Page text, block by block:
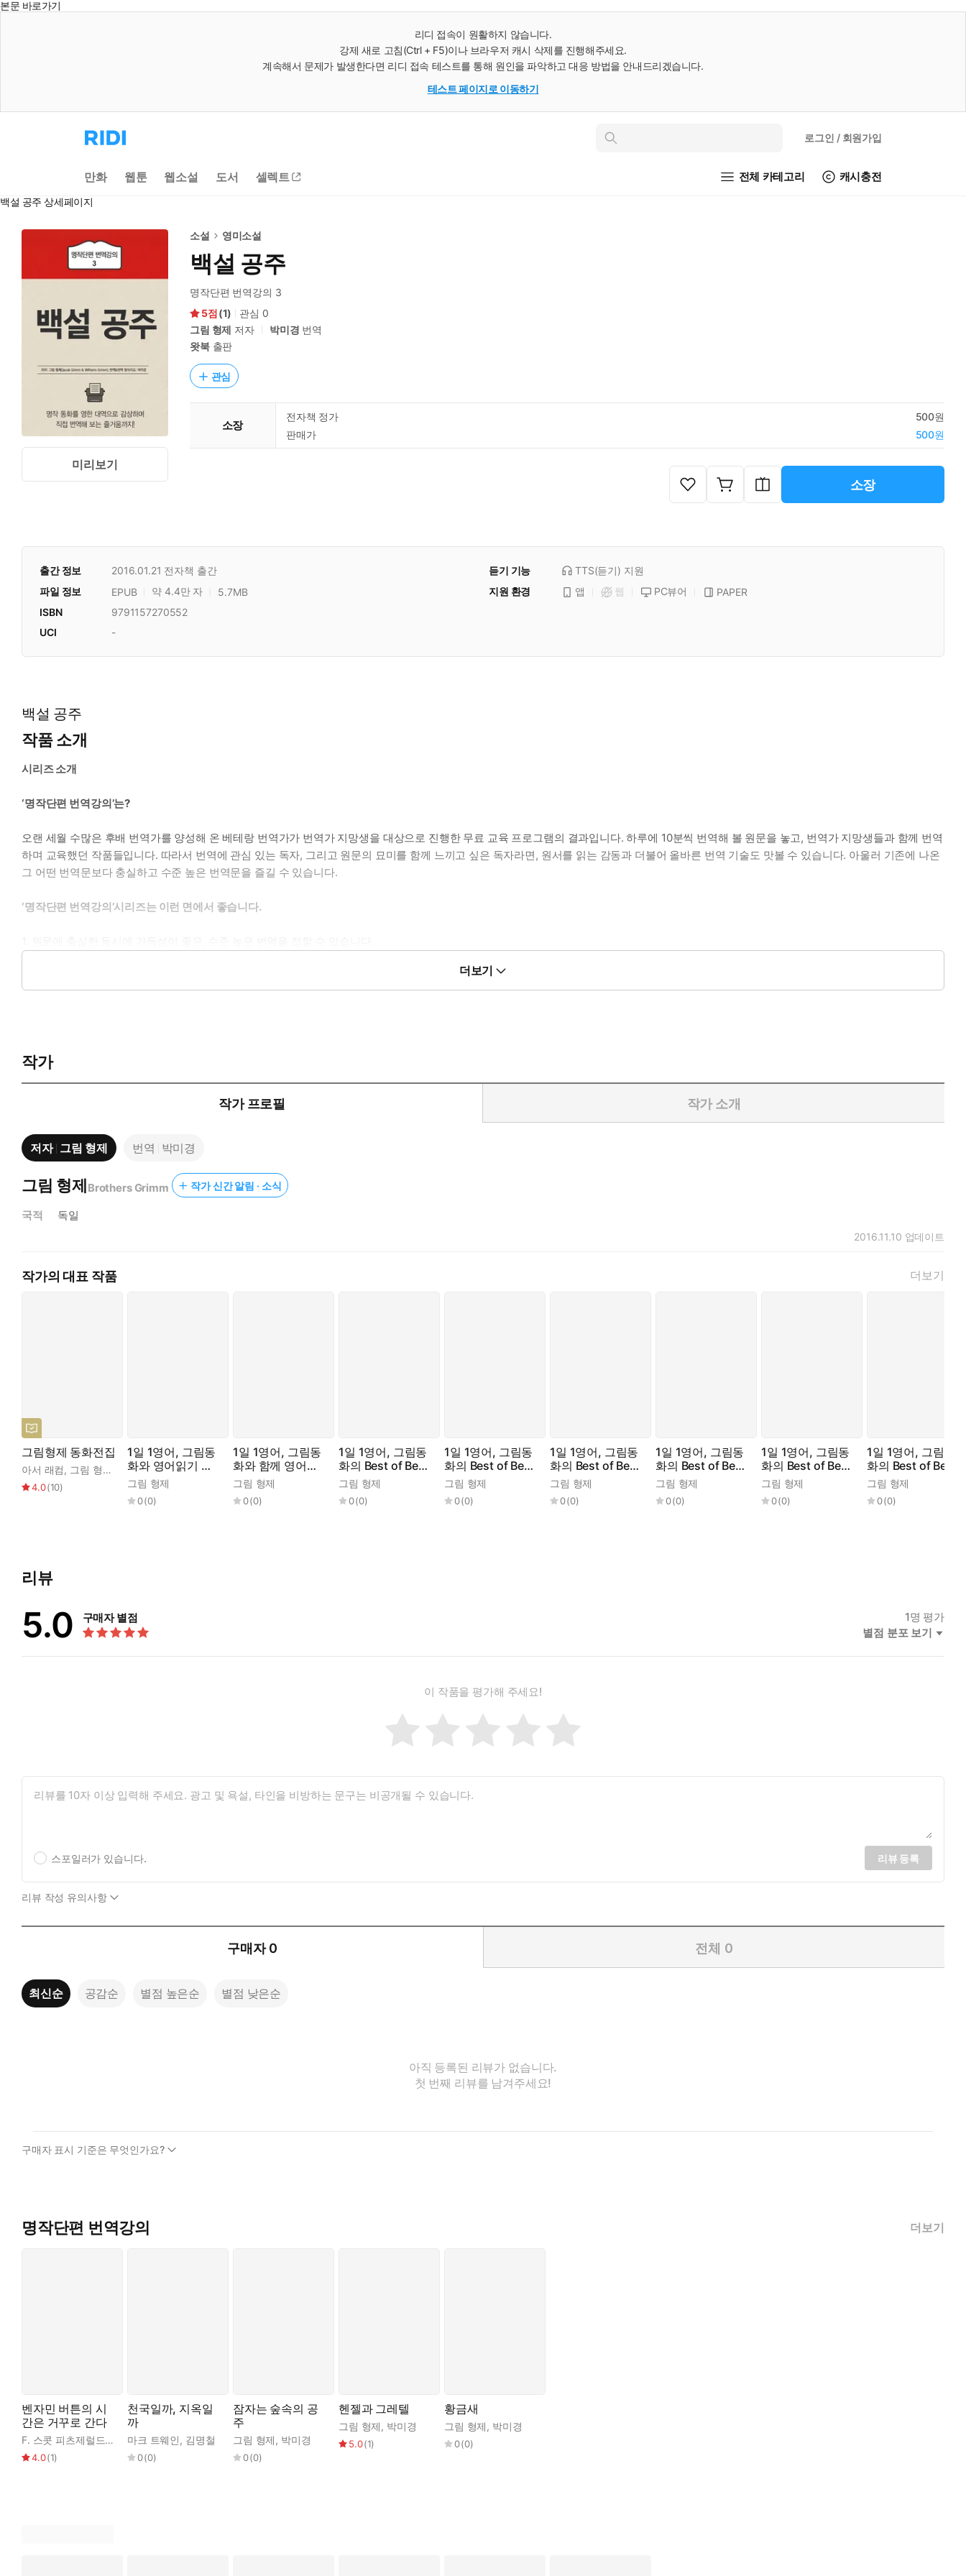
본문 바로가기
리디 접속이 원활하지 않습니다.
강제 새로 고침(Ctrl + F5)이나 브라우저 캐시 삭제를 진행해주세요.
계속해서 문제가 발생한다면 리디 접속 테스트를 통해 원인을 파악하고 대응 방법을 안내드리겠습니다.
테스트 페이지로 이동하기
리
디
으
로
동
인
로그인 / 회원가입
만화 웹툰 웹소설 도서 셀렉트 전체 카테고리 캐시충전
백설 공주 상세페이지
미리보기
소설 영미소설
백설 공주
명작단편 번역강의 3
5
(1) 관심 0
그림 형제 저자 박미경 번역
왓북출판
관심
소장
전자책 정가
500원
판매가
500원
소장
출간 정보 2016.01.21 전자책 출간 듣기 기능 TTS(듣기) 지원
파일 정보
EPUB 약 4.4만 자 5.7MB 지원 환경 앱 웹 PC뷰어
PAPER
ISBN
9791157270552
UCI
-
백설 공주
작품 소개
시리즈 소개
‘명작단편 번역강의’는?
오랜 세월 수많은 후배 번역가를 양성해 온 베테랑 번역가가 번역가 지망생을 대상으로 진행한 무료 교육 프로그램의 결과입니다. 하루에 10분씩 번역해 볼 원문을 놓고, 번역가 지망생들과 함께 번역
하며 교육했던 작품들입니다. 따라서 번역에 관심 있는 독자, 그리고 원문의 묘미를 함께 느끼고 싶은 독자라면, 원서를 읽는 감동과 더불어 올바른 번역 기술도 맛볼 수 있습니다. 아울러 기존에 나온
그 어떤 번역문보다 충실하고 수준 높은 번역문을 즐길 수 있습니다.
‘명작단편 번역강의’시리즈는 이런 면에서 좋습니다.
2단계: 원문 읽어보기 - 한 단락 혹은 서너 문장씩 원문을 읽어봅니다.
3단계: 번역 조언 살펴보기 - 번역에 관한 선배 번역가의 조언을 들어봅니다.
바른번역: www.translators.co.kr
작품소개
세계 명작 동화의 클래식, 그림 형제 동화를 영어와 한국어로 감상할 기회!
그림 형제가 독일 전역에 퍼져 있던 민담과 전설을 모아 엮은 그림 형제 동화집. 전 세계 어린이들이 가장 먼저 접하는 동화책으로, 2005년엔 유네스코가 지정한 세계기록유산에 등재되었다. 어렸을
책 속 한 구절
더보기
작가
작가 프로필 작가 소개
저자 그림 형제 번역 박미경
그림 형제Brothers Grimm 작가 신간 알림 · 소식
국적 독일
2016.11.10 업데이트
작가의 대표 작품 더보기
그림형제 동화전집
아서 래컴, 그림 형제 김열규
4.0(10)
1일 1영어, 그림동
화와 영어읽기 마
법의 25일!
그림 형제
0(0)
1일 1영어, 그림동
화와 함께 영어읽
기 모험 25일!
그림 형제
0(0)
1일 1영어, 그림동
화의 Best of Best
No.1
그림 형제
0(0)
1일 1영어, 그림동
화의 Best of Best
No.10
그림 형제
0(0)
1일 1영어, 그림동
화의 Best of Best
No.11
그림 형제
0(0)
1일 1영어, 그림동
화의 Best of Best
No.12
그림 형제
0(0)
1일 1영어, 그림동
화의 Best of Best
No.2
그림 형제
0(0)
1일 1영어, 그림동
화의 Best of Best
No.3
그림 형제
0(0)
리뷰
5.0 구매자 별점 1명 평가
별점 분포 보기
이 작품을 평가해 주세요!
스포일러가 있습니다. 리뷰 등록
리뷰 작성 유의사항
구매자 0 전체 0
최신순 공감순 별점 높은순 별점 낮은순
아직 등록된 리뷰가 없습니다.
첫 번째 리뷰를 남겨주세요!
구매자 표시 기준은 무엇인가요?
명작단편 번역강의 더보기
벤자민 버튼의 시
간은 거꾸로 간다
F. 스콧 피츠제럴드
,김명철
4.0(1)
천국일까, 지옥일
까
마크 트웨인, 김명철
0(0)
잠자는 숲속의 공
주
그림 형제, 박미경
0(0)
헨젤과 그레텔
그림 형제, 박미경
5.0(1)
황금새
그림 형제, 박미경
0(0)